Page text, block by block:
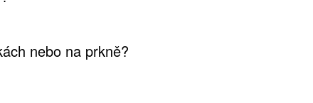
nebo na prkně?